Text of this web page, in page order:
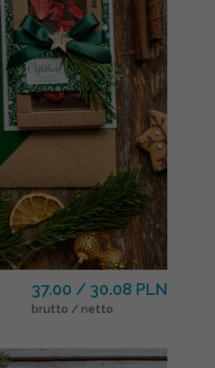
37.00 / 30.08 PLN
brutto / netto